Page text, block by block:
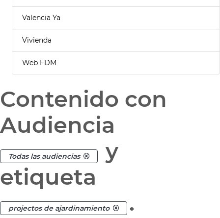
Valencia Ya
Vivienda
Web FDM
Contenido con
Audiencia
Todas las audiencias
y
etiqueta
projectos de ajardinamiento .